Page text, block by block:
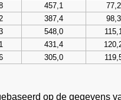
457,1 77,2
387,4 98,3
548,0
431,4
305,0
op de gegevens